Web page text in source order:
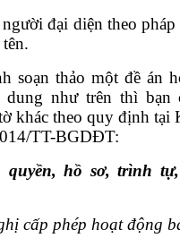
đại diện theo
soạn thảo một đề án
như trên thì bạn
khác theo quy định tại
TT-BGDĐT:
quyền, hồ sơ, trình
cấp phép hoạt động